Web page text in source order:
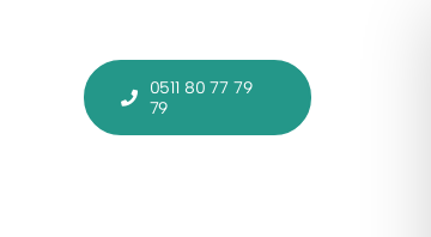
0511 80 77 79
79